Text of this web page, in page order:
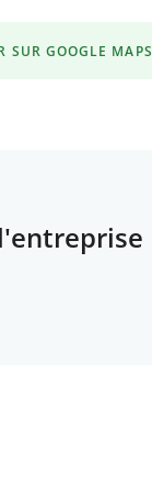
SUR GOOGLE MAPS